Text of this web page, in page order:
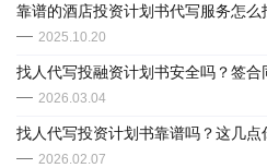
靠谱的酒店投资计划书代写服务怎
2025.10.20
找人代写投融资计划书安全吗？签
2026.03.04
找人代写投资计划书靠谱吗？这几点
2026.02.07